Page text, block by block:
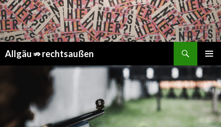
Allgäu ⇏ rechtsaußen
MENÜ
Springe
zum
Inhalt